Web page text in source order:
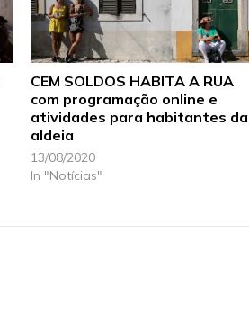
CEM SOLDOS HABITA A RUA
com programação online e
atividades para habitantes da
aldeia
13/08/2020
In "Notícias"